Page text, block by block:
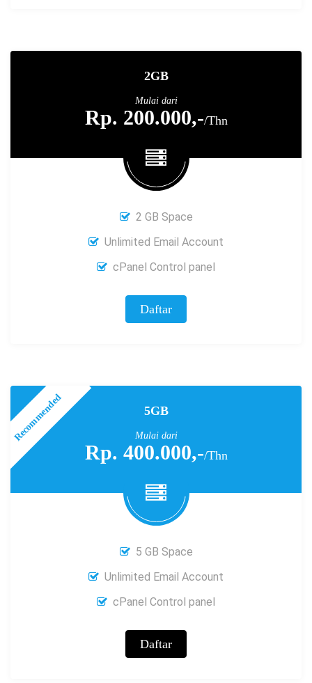
2GB
Mulai dari
Rp. 200.000,-/Thn
2 GB Space
Unlimited Email Account
cPanel Control panel
Daftar
5GB
Mulai dari
Rp. 400.000,-/Thn
5 GB Space
Unlimited Email Account
cPanel Control panel
Daftar